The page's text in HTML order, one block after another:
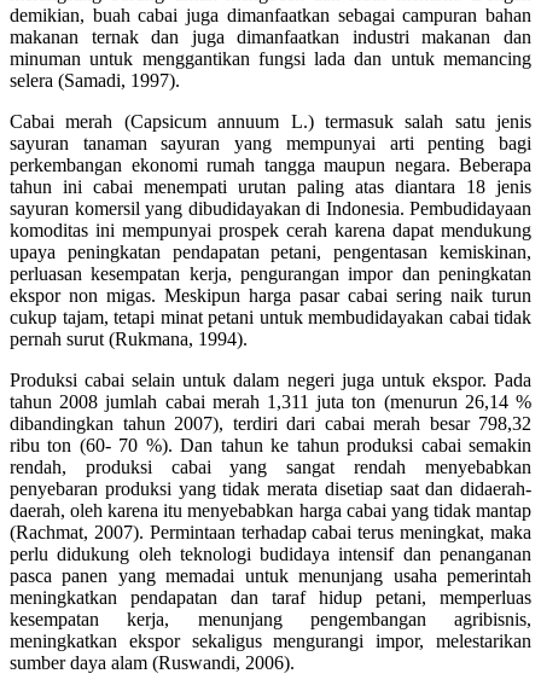
demikian, buah cabai juga dimanfaatkan sebagai campuran bahan
makanan ternak dan juga dimanfaatkan industri makanan dan
minuman untuk menggantikan fungsi lada dan untuk memancing
selera (Samadi, 1997).
Cabai merah (Capsicum annuum L.) termasuk salah satu jenis
sayuran tanaman sayuran yang mempunyai arti penting bagi
perkembangan ekonomi rumah tangga maupun negara. Beberapa
tahun ini cabai menempati urutan paling atas diantara 18 jenis
sayuran komersil yang dibudidayakan di Indonesia. Pembudidayaan
komoditas ini mempunyai prospek cerah karena dapat mendukung
upaya peningkatan pendapatan petani, pengentasan kemiskinan,
perluasan kesempatan kerja, pengurangan impor dan peningkatan
ekspor non migas. Meskipun harga pasar cabai sering naik turun
cukup tajam, tetapi minat petani untuk membudidayakan cabai tidak
pernah surut (Rukmana, 1994).
Produksi cabai selain untuk dalam negeri juga untuk ekspor. Pada
tahun 2008 jumlah cabai merah 1,311 juta ton (menurun 26,14 %
dibandingkan tahun 2007), terdiri dari cabai merah besar 798,32
ribu ton (60- 70 %). Dan tahun ke tahun produksi cabai semakin
rendah, produksi cabai yang sangat rendah menyebabkan
penyebaran produksi yang tidak merata disetiap saat dan didaerah-
daerah, oleh karena itu menyebabkan harga cabai yang tidak mantap
(Rachmat, 2007). Permintaan terhadap cabai terus meningkat, maka
perlu didukung oleh teknologi budidaya intensif dan penanganan
pasca panen yang memadai untuk menunjang usaha pemerintah
meningkatkan pendapatan dan taraf hidup petani, memperluas
kesempatan kerja, menunjang pengembangan agribisnis,
meningkatkan ekspor sekaligus mengurangi impor, melestarikan
sumber daya alam (Ruswandi, 2006).